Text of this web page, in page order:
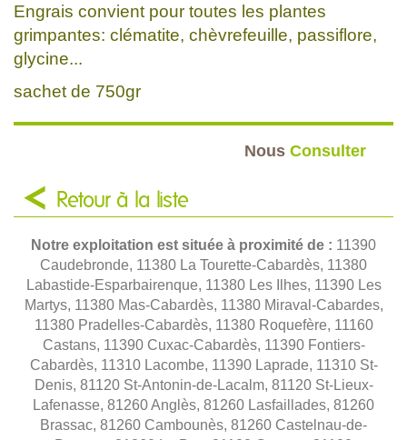
Engrais convient pour toutes les plantes
grimpantes: clématite, chèvrefeuille, passiflore,
glycine...
sachet de 750gr
Nous Consulter
Retour à la liste
Notre exploitation est située à proximité de : 11390
Caudebronde, 11380 La Tourette-Cabardès, 11380
Labastide-Esparbairenque, 11380 Les Ilhes, 11390 Les
Martys, 11380 Mas-Cabardès, 11380 Miraval-Cabardes,
11380 Pradelles-Cabardès, 11380 Roquefère, 11160
Castans, 11390 Cuxac-Cabardès, 11390 Fontiers-
Cabardès, 11310 Lacombe, 11390 Laprade, 11310 St-
Denis, 81120 St-Antonin-de-Lacalm, 81120 St-Lieux-
Lafenasse, 81260 Anglès, 81260 Lasfaillades, 81260
Brassac, 81260 Cambounès, 81260 Castelnau-de-